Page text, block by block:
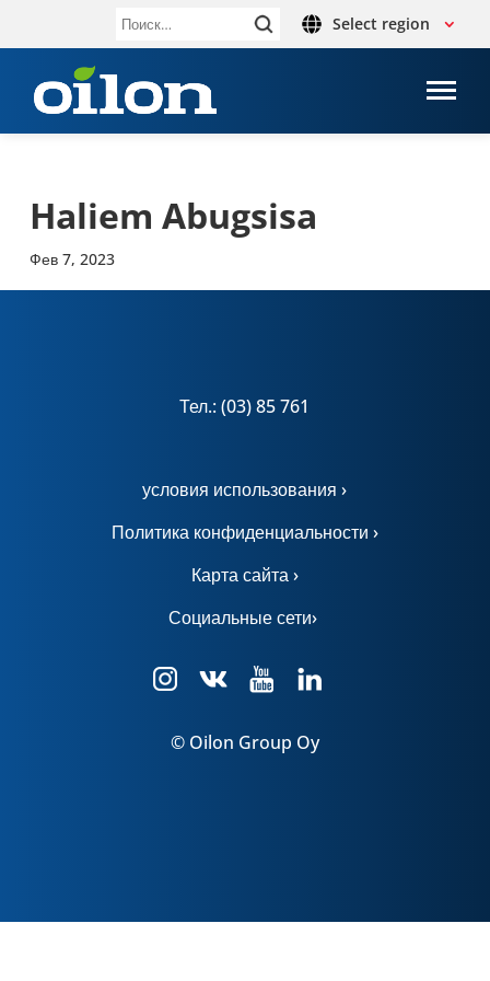
Найти: Select region
Haliem Abugsisa
Фев 7, 2023
Тел.: (03) 85 761
условия использования ›
Политика конфиденциальности ›
Карта сайта ›
Социальные сети›
© Oilon Group Oy